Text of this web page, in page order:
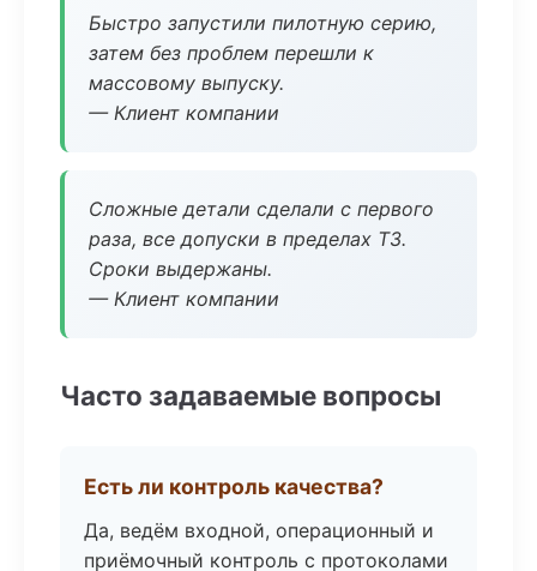
Быстро запустили пилотную серию,
затем без проблем перешли к
массовому выпуску.
— Клиент компании
Сложные детали сделали с первого
раза, все допуски в пределах ТЗ.
Сроки выдержаны.
— Клиент компании
Часто задаваемые вопросы
Есть ли контроль качества?
Да, ведём входной, операционный и
приёмочный контроль с протоколами